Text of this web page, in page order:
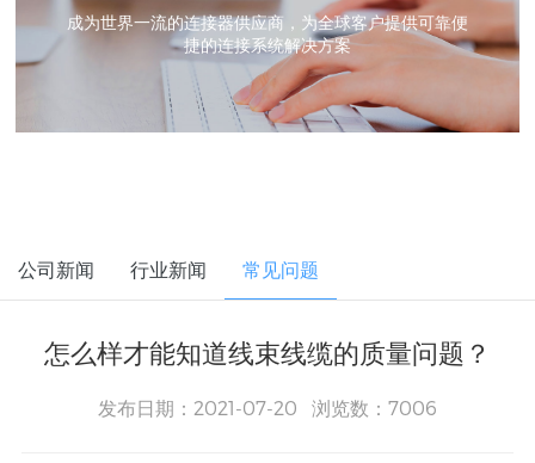
成为世界一流的连接器供应商，为全球客户提供可靠便
捷的连接系统解决方案
公司新闻 行业新闻 常见问题
怎么样才能知道线束线缆的质量问题？
发布日期：2021-07-20 浏览数：7006